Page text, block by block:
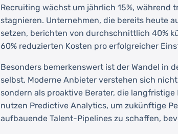
Recruiting wächst um jährlich 15%, während
stagnieren. Unternehmen, die bereits heute
setzen, berichten von durchschnittlich 40%
60% reduzierten Kosten pro erfolgreicher
Besonders bemerkenswert ist der Wandel in
selbst. Moderne Anbieter verstehen sich
sondern als proaktive Berater, die
nutzen Predictive Analytics, um zukünftige
aufbauende Talent-Pipelines zu schaffen,